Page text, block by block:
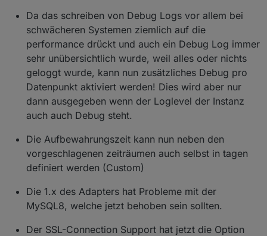
Da das schreiben von Debug Logs vor allem bei
schwächeren Systemen ziemlich auf die
performance drückt und auch ein Debug Log immer
sehr unübersichtlich wurde, weil alles oder nichts
geloggt wurde, kann nun zusätzliches Debug pro
Datenpunkt aktiviert werden! Dies wird aber nur
dann ausgegeben wenn der Loglevel der Instanz
auch auch Debug steht.
Die Aufbewahrungszeit kann nun neben den
vorgeschlagenen zeiträumen auch selbst in tagen
definiert werden (Custom)
Die 1.x des Adapters hat Probleme mit der
MySQL8, welche jetzt behoben sein sollten.
Der SSL-Connection Support hat jetzt die Option